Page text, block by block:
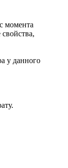
момента
у данного